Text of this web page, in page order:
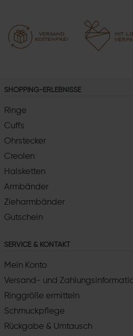
SHOPPING-ERLEBNISSE
Ringe
Cuffs
Ohrstecker
Creolen
Halsketten
Armbänder
Zieharmbänder
Gutschein
SERVICE & KONTAKT
Mein Konto
Versand- und
Ringgröße ermitteln
Schmuckpflege
Rückgabe & Umtausch